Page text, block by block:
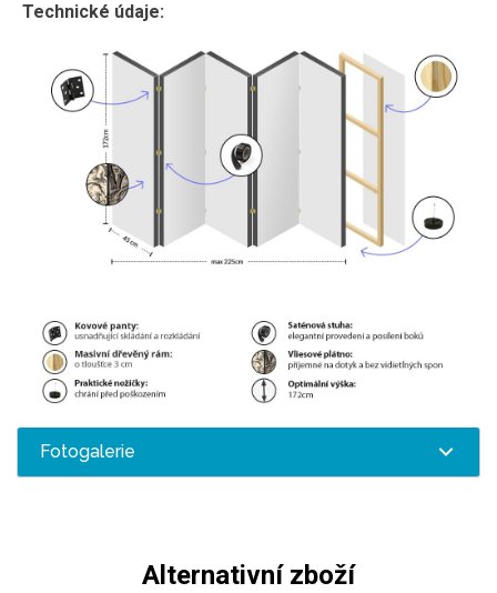
Technické údaje:
Fotogalerie
Alternativní zboží